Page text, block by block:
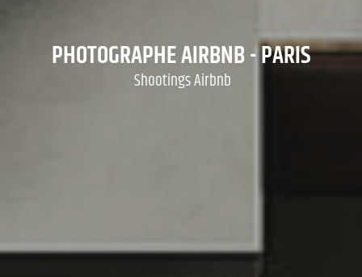
PHOTOGRAPHE AIRBNB - PARIS
Shootings Airbnb